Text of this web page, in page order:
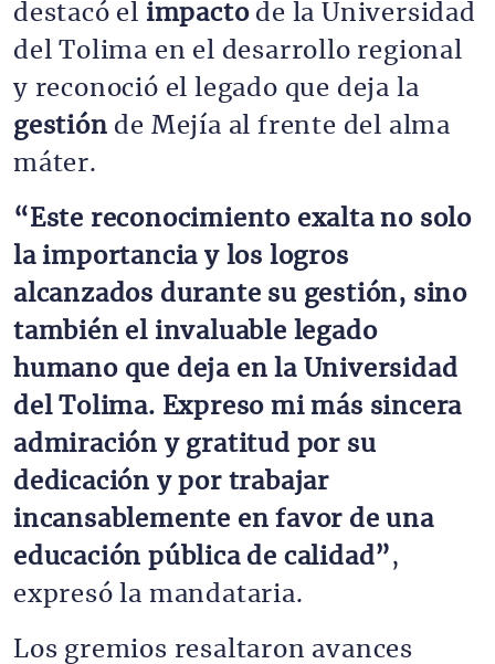
destacó el impactode la Universidad
del Tolima en el desarrollo regional
y reconoció el legado que deja la
gestión de Mejía al frente del alma
máter.
“Este reconocimiento exalta no solo
la importancia y los logros
alcanzados durante su gestión, sino
también el invaluable legado
humano que deja en la Universidad
del Tolima. Expreso mi más sincera
admiración y gratitud por su
dedicación y por trabajar
incansablemente en favor de una
educación pública de calidad”,
expresó la mandataria.
Los gremios resaltaron avances